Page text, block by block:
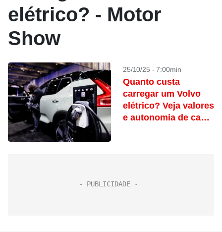
elétrico? - Motor
Show
25/10/25 - 7:00min
Quanto custa
carregar um Volvo
elétrico? Veja valores
e autonomia de cada